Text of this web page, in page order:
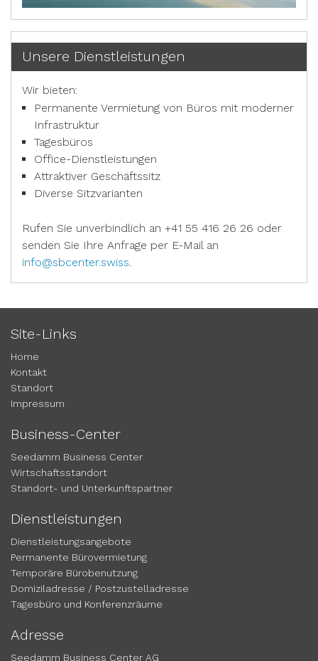
Unsere Dienstleistungen
Wir bieten:
Permanente Vermietung von Büros mit moderner
Infrastruktur
Tagesbüros
Office-Dienstleistungen
Attraktiver Geschäftssitz
Diverse Sitzvarianten
Rufen Sie unverbindlich an +41 55 416 26 26 oder
senden Sie Ihre Anfrage per E-Mail an
info@sbcenter.swiss
Site-Links
Home
Kontakt
Standort
Impressum
Business-Center
Seedamm Business Center
Wirtschaftsstandort
Standort- und Unterkunftspartner
Dienstleistungen
Dienstleistungsangebote
Permanente Bürovermietung
Temporäre Bürobenutzung
Domiziladresse / Postzustelladresse
Tagesbüro und Konferenzräume
Adresse
Seedamm Business Center AG